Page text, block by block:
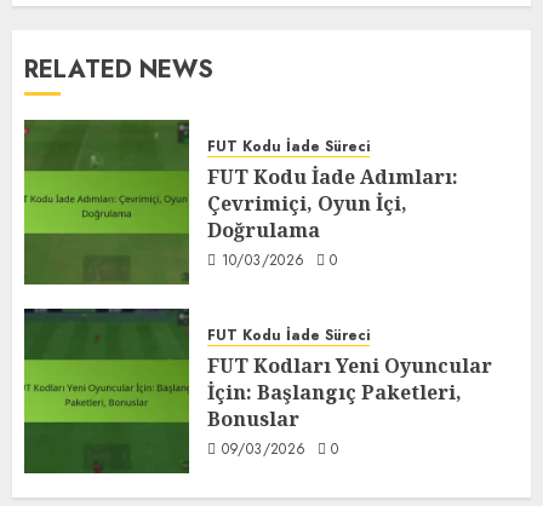
RELATED NEWS
FUT Kodu İade Süreci
FUT Kodu İade Adımları:
Çevrimiçi, Oyun İçi,
Doğrulama
10/03/2026 0
FUT Kodu İade Süreci
FUT Kodları Yeni Oyuncular
İçin: Başlangıç Paketleri,
Bonuslar
09/03/2026 0